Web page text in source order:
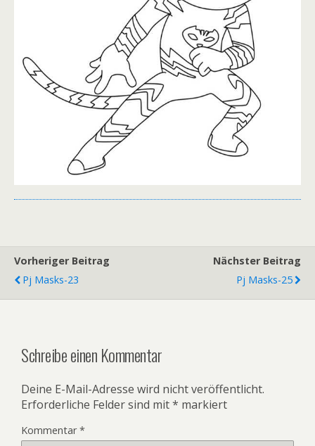
Vorheriger Beitrag
Pj Masks-23
Nächster Beitrag
Pj Masks-25
Schreibe einen Kommentar
Deine E-Mail-Adresse wird nicht veröffentlicht.
Erforderliche Felder sind mit* markiert
Kommentar*